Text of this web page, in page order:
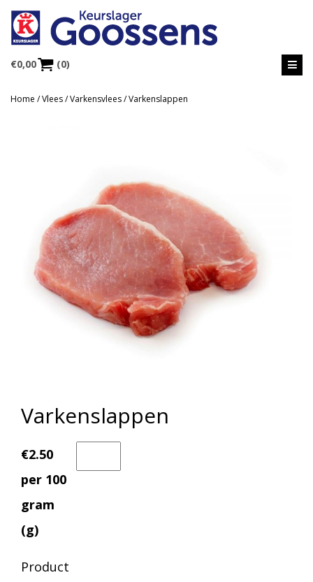
€0,00 (0)
Home /Vlees/Varkensvlees/ Varkenslappen
Varkenslappen
€2.50
per 100
gram
(g)
Product